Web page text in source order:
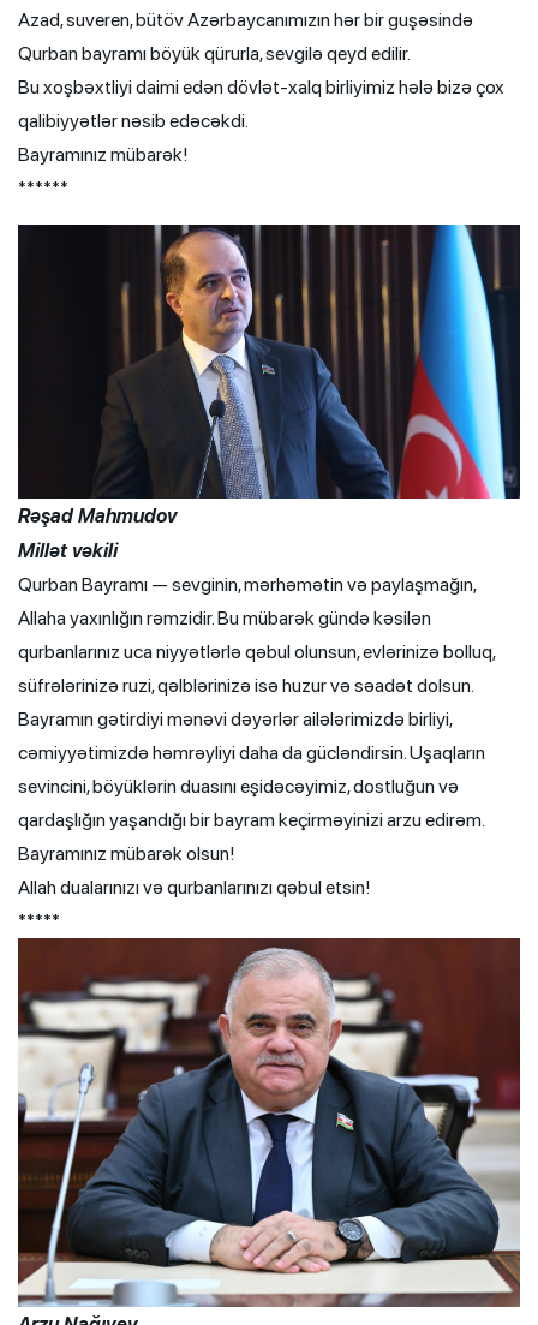
Azad, suveren, bütöv Azərbaycanımızın hər bir guşəsində
Qurban bayramı böyük qürurla, sevgilə qeyd edilir.
Bu xoşbəxtliyi daimi edən dövlət-xalq birliyimiz hələ bizə çox
qalibiyyətlər nəsib edəcəkdi.
Bayramınız mübarək!
******
Rəşad Mahmudov
Millət vəkili
Qurban Bayramı — sevginin, mərhəmətin və paylaşmağın,
Allaha yaxınlığın rəmzidir. Bu mübarək gündə kəsilən
qurbanlarınız uca niyyətlərlə qəbul olunsun, evlərinizə bolluq,
süfrələrinizə ruzi, qəlblərinizə isə huzur və səadət dolsun.
Bayramın gətirdiyi mənəvi dəyərlər ailələrimizdə birliyi,
cəmiyyətimizdə həmrəyliyi daha da gücləndirsin. Uşaqların
sevincini, böyüklərin duasını eşidəcəyimiz, dostluğun və
qardaşlığın yaşandığı bir bayram keçirməyinizi arzu edirəm.
Bayramınız mübarək olsun!
Allah dualarınızı və qurbanlarınızı qəbul etsin!
*****